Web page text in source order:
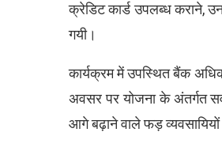
क्रेडिट कार्ड उपलब्ध कराने,
गयी।
कार्यक्रम में उपस्थित बैंक
अवसर पर योजना के अंतर्गत
आगे बढ़ाने वाले फड़ व्यवसायियों